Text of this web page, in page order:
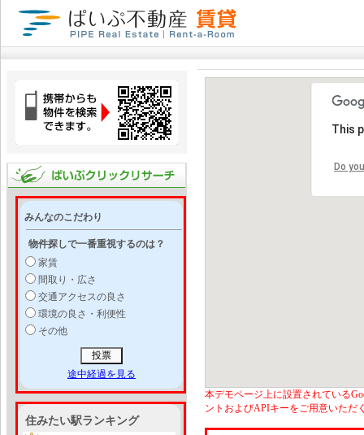
みんなのこだわり
物件探しで一番重視するのは？
家賃
間取り・広さ
交通アクセスの良さ
環境の良さ・利便性
その他
途中経過を見る
住みたい駅ランキング
This
Do
本デモページ上に設置されている
ントおよびAPIキーをご用意いただ